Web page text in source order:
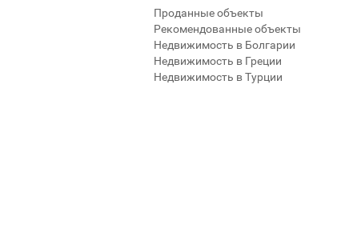
Проданные объекты
Рекомендованные объекты
Недвижимость в Болгарии
Недвижимость в Греции
Недвижимость в Турции